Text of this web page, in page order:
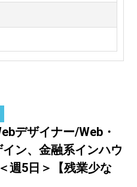
デザイナー/Web・
ン、金融系インハウ
週5日＞【残業少な